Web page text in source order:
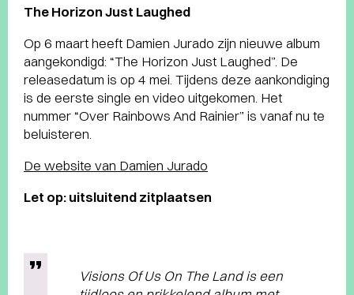
The Horizon Just Laughed
Op 6 maart heeft Damien Jurado zijn nieuwe album
aangekondigd: “The Horizon Just Laughed”. De
releasedatum is op 4 mei. Tijdens deze aankondiging
is de eerste single en video uitgekomen. Het
nummer “Over Rainbows And Rainier” is vanaf nu te
beluisteren.
De website van Damien Jurado
Let op: uitsluitend zitplaatsen
Visions Of Us On The Land is een